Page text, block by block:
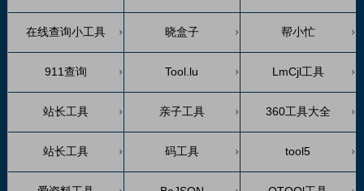
在线查询小工具 晓盒子 帮小忙
911查询 Tool.lu LmCjl工具
站长工具 亲子工具 360工具大全
站长工具 码工具 tool5